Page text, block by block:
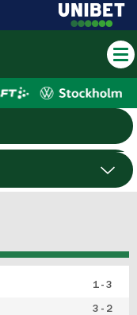
1 - 3
3 - 2